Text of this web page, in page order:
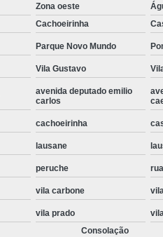
Zona oeste
Cachoeirinha
Parque Novo Mundo
Vila Gustavo
avenida deputado emilio
carlos
cachoeirinha
lausane
peruche
vila carbone
vila prado
Consolação